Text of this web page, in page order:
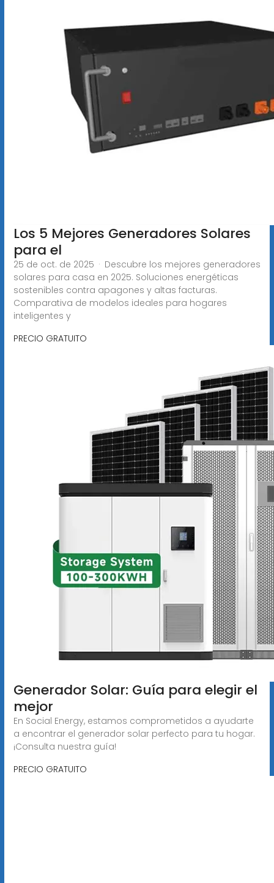
Los 5 Mejores Generadores Solares
para el
25 de oct. de 2025 · Descubre los mejores generadores
solares para casa en 2025. Soluciones energéticas
sostenibles contra apagones y altas facturas.
Comparativa de modelos ideales para hogares
inteligentes y
PRECIO GRATUITO
Generador Solar: Guía para elegir el
mejor
En Social Energy, estamos comprometidos a ayudarte
a encontrar el generador solar perfecto para tu hogar.
¡Consulta nuestra guía!
PRECIO GRATUITO